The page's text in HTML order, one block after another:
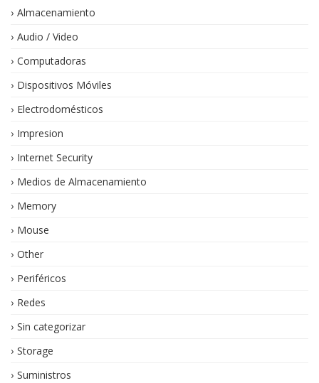
Almacenamiento
Audio / Video
Computadoras
Dispositivos Móviles
Electrodomésticos
Impresion
Internet Security
Medios de Almacenamiento
Memory
Mouse
Other
Periféricos
Redes
Sin categorizar
Storage
Suministros